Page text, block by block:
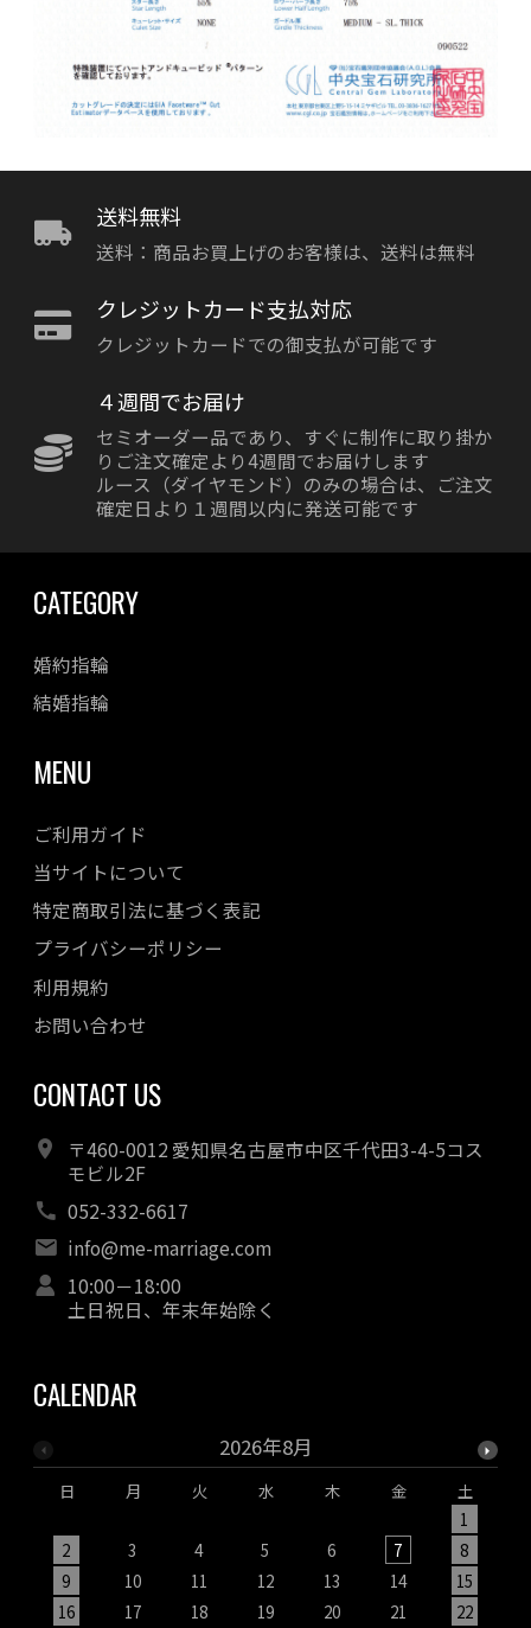
送料無料
送料：商品お買上げのお客様は、送料は無料
クレジットカード支払対応
クレジットカードでの御支払が可能です
４週間でお届け
セミオーダー品であり、すぐに制作に取り掛か
りご注文確定より4週間でお届けします
ルース（ダイヤモンド）のみの場合は、ご注文
確定日より１週間以内に発送可能です
CATEGORY
婚約指輪
結婚指輪
MENU
ご利用ガイド
当サイトについて
特定商取引法に基づく表記
プライバシーポリシー
利用規約
お問い合わせ
CONTACT US
〒460-0012 愛知県名古屋市中区千代田3-4-5コス
モビル2F
052-332-6617
info@me-marriage.com
10:00－18:00
土日祝日、年末年始除く
CALENDAR
2026年8月
日 月 火 水 木 金
土
1
2
3 4 5 6 7
8
9
10 11 12 13 14
15
16
17 18 19 20 21 22